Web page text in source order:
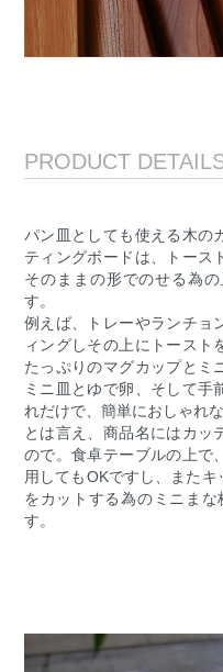
PRODUCT
パン皿としても使える木の
ティングボードは、トース
そのままの形でのせる為
す。
例えば、トレーやランチョ
ィングしその上にトースト
たっぷりのマグカップとミ
ミニ皿とゆで卵、そして手
れだけで、簡単におしゃれ
とは言え、商品名にはカッ
ので。食卓テーブルの上で
用してもOKですし、また
をカットする為のミニま
す。